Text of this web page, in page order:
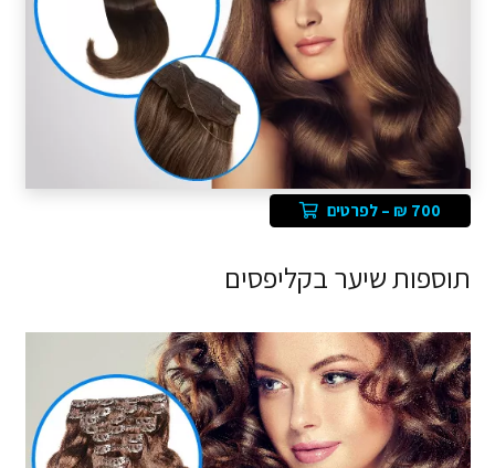
700 ₪ – לפרטים
תוספות שיער בקליפסים